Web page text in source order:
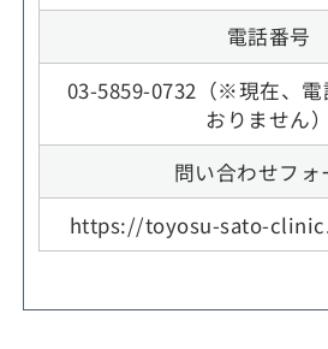
電話番号
03-5859-0732（※現在、電
おりません）
問い合わせフォ
https://toyosu-sato-